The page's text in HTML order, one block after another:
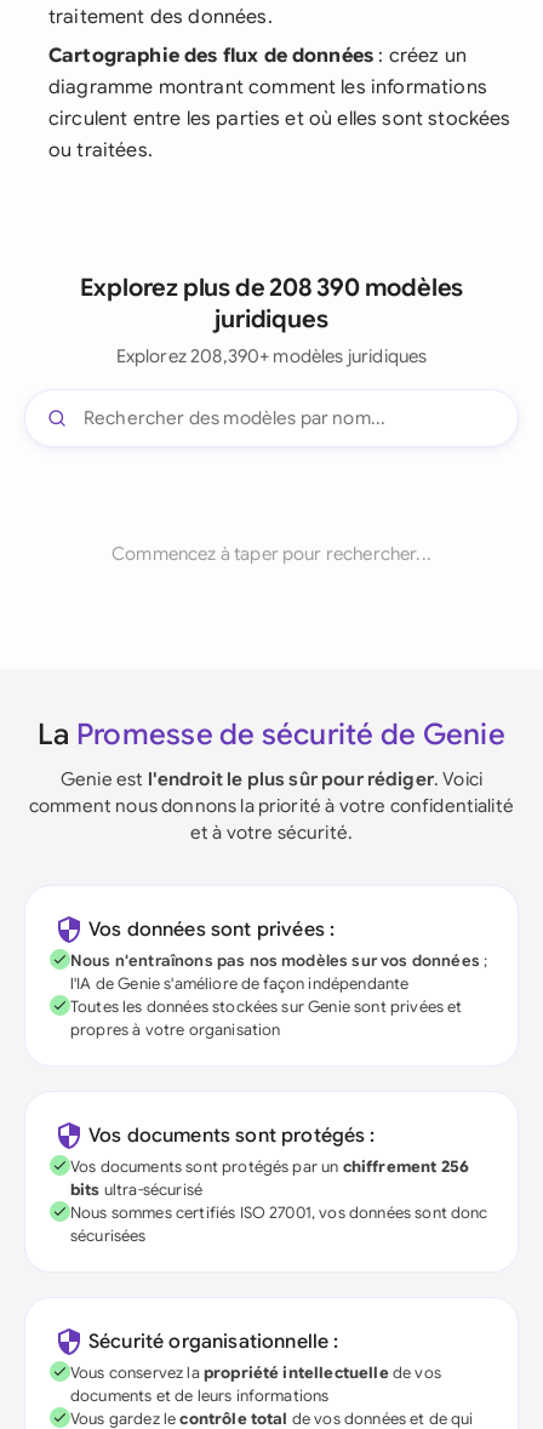
traitement des données.
Cartographie des flux de données : créez un
diagramme montrant comment les informations
circulent entre les parties et où elles sont stockées
ou traitées.
Explorez plus de 208 390 modèles
juridiques
Explorez 208,390+ modèles juridiques
Commencez à taper pour rechercher...
La Promesse de sécurité de Genie
Genie est l'endroit le plus sûr pour rédiger. Voici
comment nous donnons la priorité à votre confidentialité
et à votre sécurité.
Vos données sont privées :
Nous n'entraînons pas nos modèles sur vos données ;
l'IA de Genie s'améliore de façon indépendante
Toutes les données stockées sur Genie sont privées et
propres à votre organisation
Vos documents sont protégés :
Vos documents sont protégés par un chiffrement 256
bits ultra-sécurisé
Nous sommes certifiés ISO 27001, vos données sont donc
sécurisées
Sécurité organisationnelle :
Vous conservez lapropriété intellectuellede vos
documents et de leurs informations
Vous gardez lecontrôle total de vos données et de qui